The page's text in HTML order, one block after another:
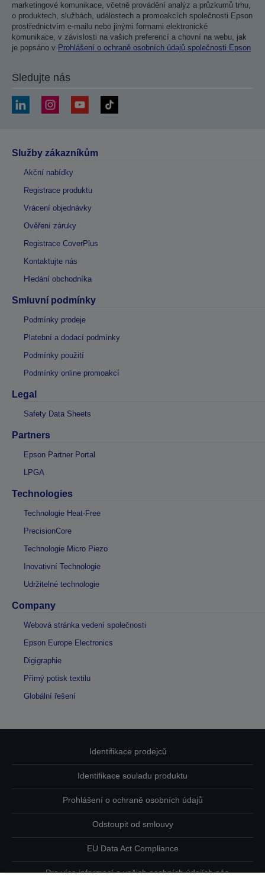
marketingové komunikace, včetně provádění analýz a průzkumů trhu,
o produktech, službách, událostech a promoakcích společnosti Epson
prostřednictvím e-mailu nebo jinými formami elektronické
komunikace, v závislosti na vašich preferencí a chovní na webu, jak
je popsáno v Prohlášení o ochraně osobních údajů společnosti Epson
Sledujte nás
Služby zákazníkům
Akční nabídky
Registrace produktu
Vrácení objednávky
Ověření záruky
Registrace CoverPlus
Kontaktujte nás
Hledání obchodníka
Smluvní podmínky
Podmínky prodeje
Platební a dodací podmínky
Podmínky použití
Podmínky online promoakcí
Legal
Safety Data Sheets
Partners
Epson Partner Portal
LPGA
Technologies
Technologie Heat-Free
PrecisionCore
Technologie Micro Piezo
Inovativní Technologie
Udržitelné technologie
Company
Webová stránka vedení společnosti
Epson Europe Electronics
Digigraphie
Přímý potisk textilu
Globální řešení
Identifikace prodejců
Identifikace souladu produktu
Prohlášení o ochraně osobních údajů
Odstoupit od smlouvy
EU Data Act Compliance
Pro více informací o vašich osobních údajích nás